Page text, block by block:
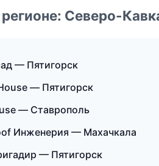
Северо-
— Пятигорск
— Пятигорск
— Ставрополь
Инженерия — Махачкала
— Пятигорск